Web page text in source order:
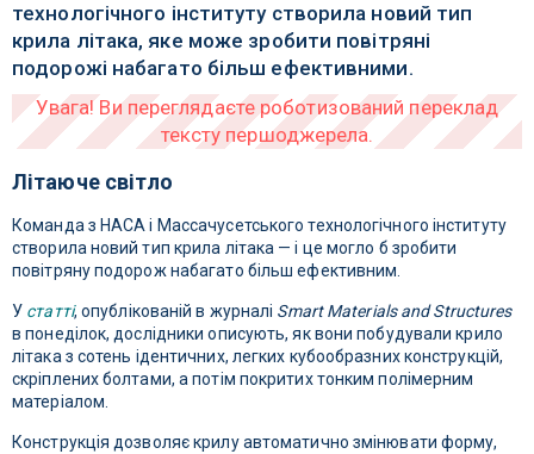
технологічного інституту створила новий тип
крила літака, яке може зробити повітряні
подорожі набагато більш ефективними.
Літаюче світло
Команда з НАСА і Массачусетського технологічного інституту
створила новий тип крила літака — і це могло б зробити
повітряну подорож набагато більш ефективним.
У статті, опублікованій в журналі Smart Materials and Structures
в понеділок, дослідники описують, як вони побудували крило
літака з сотень ідентичних, легких кубообразних конструкцій,
скріплених болтами, а потім покритих тонким полімерним
матеріалом.
Конструкція дозволяє крилу автоматично змінювати форму,